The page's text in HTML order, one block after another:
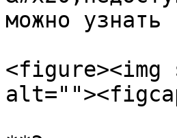
можно
<figure><img